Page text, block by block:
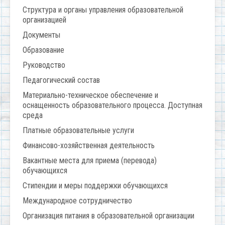
Структура и органы управления образовательной
организацией
Документы
Образование
Руководство
Педагогический состав
Материально-техническое обеспечение и
оснащенность образовательного процесса. Доступная
среда
Платные образовательные услуги
Финансово-хозяйственная деятельность
Вакантные места для приема (перевода)
обучающихся
Стипендии и меры поддержки обучающихся
Международное сотрудничество
Организация питания в образовательной организации